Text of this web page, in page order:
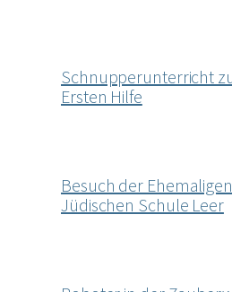
Schnupperunterricht
Ersten Hilfe
Besuch der Ehemaligen
Jüdischen Schule Leer